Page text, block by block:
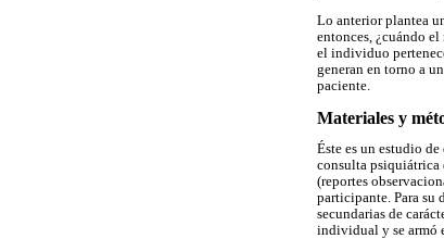
Lo anterior plantea
entonces, ¿cuándo
el individuo
generan en torno a
paciente.
Materiales y
Éste es un estudio
consulta psiquiátrica
(reportes
participante. Para su
secundarias de
individual y se armó